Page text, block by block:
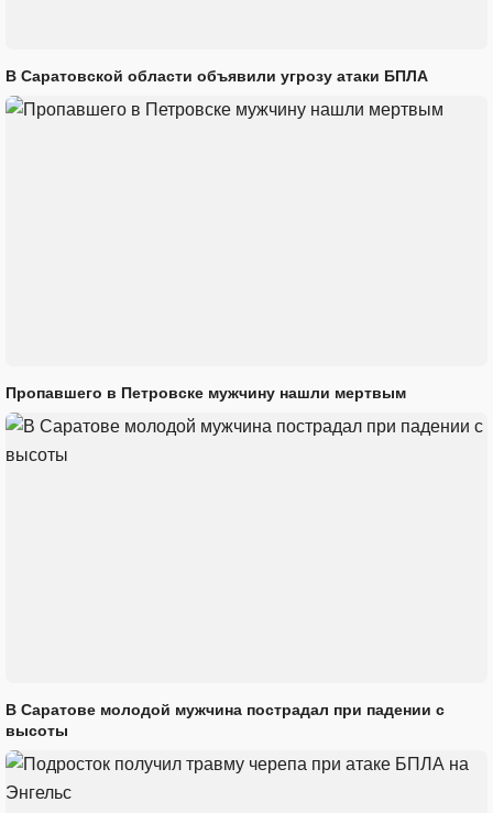
В Саратовской области объявили угрозу атаки БПЛА
Пропавшего в Петровске мужчину нашли мертвым
В Саратове молодой мужчина пострадал при падении с
высоты